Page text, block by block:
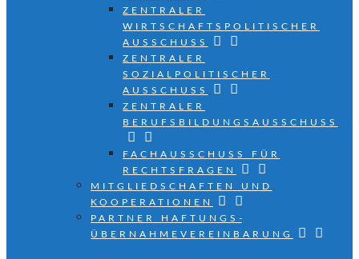
ZENTRALER
WIRTSCHAFTSPOLITISCHER
AUSSCHUSS
ZENTRALER
SOZIALPOLITISCHER
AUSSCHUSS
ZENTRALER
BERUFSBILDUNGSAUSSCHUSS
FACHAUSSCHUSS FÜR
RECHTSFRAGEN
MITGLIEDSCHAFTEN UND
KOOPERATIONEN
PARTNER HAFTUNGS­
ÜBERNAHMEVEREINBARUNG